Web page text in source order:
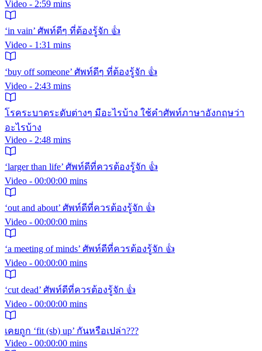
Video - 2:59 mins
‘in vain’ ศัพท์ดีๆ ที่ต้องรู้จัก 👍
Video - 1:31 mins
‘buy off someone’ ศัพท์ดีๆ ที่ต้องรู้จัก 👍
Video - 2:43 mins
โรคระบาดระดับต่างๆ มีอะไรบ้าง ใช้คำศัพท์ภาษาอังกฤษว่า
อะไรบ้าง
Video - 2:48 mins
‘larger than life’ ศัพท์ดีที่ควรต้องรู้จัก 👍
Video - 00:00:00 mins
‘out and about’ ศัพท์ดีที่ควรต้องรู้จัก 👍
Video - 00:00:00 mins
‘a meeting of minds’ ศัพท์ดีที่ควรต้องรู้จัก 👍
Video - 00:00:00 mins
‘cut dead’ ศัพท์ดีที่ควรต้องรู้จัก 👍
Video - 00:00:00 mins
เคยถูก ‘fit (sb) up’ กันหรือเปล่า???
Video - 00:00:00 mins